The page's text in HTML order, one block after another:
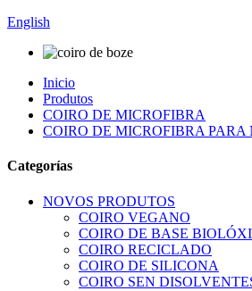
English
Inicio
Produtos
COIRO DE MICROFIBRA
COIRO DE MICROFIBRA PARA
Categorías
NOVOS PRODUTOS
COIRO VEGANO
COIRO DE BASE
COIRO RECICLADO
COIRO DE SILICONA
COIRO SEN